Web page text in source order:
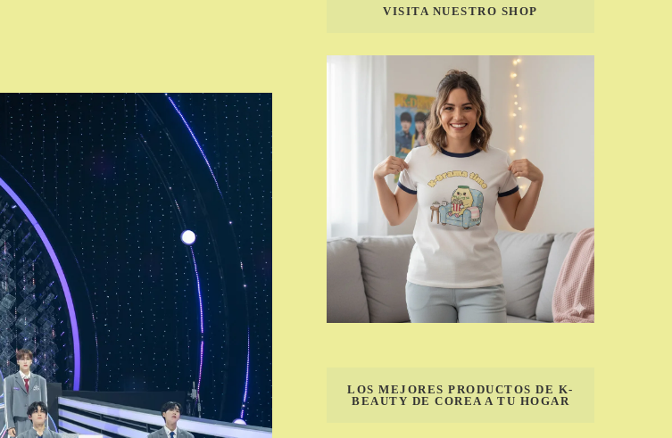
VISITA NUESTRO SHOP
LOS MEJORES PRODUCTOS DE K-
BEAUTY DE COREA A TU HOGAR